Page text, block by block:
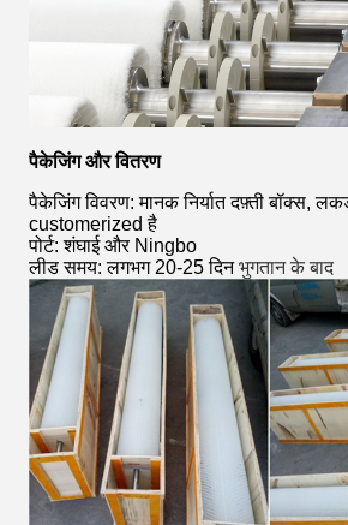
पैकेजिंग और वितरण
पैकेजिंग विवरण: मानक निर्यात दफ़्ती बॉक्स,
customerized है
पोर्ट: शंघाई और Ningbo
लीड समय: लगभग 20-25 दिनभुगतान के बाद